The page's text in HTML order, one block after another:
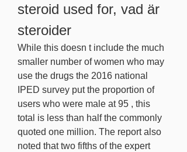
steroid used for, vad är
steroider
While this doesn t include the much
smaller number of women who may
use the drugs the 2016 national
IPED survey put the proportion of
users who were male at 95 , this
total is less than half the commonly
quoted one million. The report also
noted that two fifths of the expert